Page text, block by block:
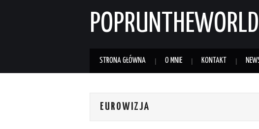
POPRUNTHEWORLD
STRONA GŁÓWNA O MNIE KONTAKT
EUROWIZJA